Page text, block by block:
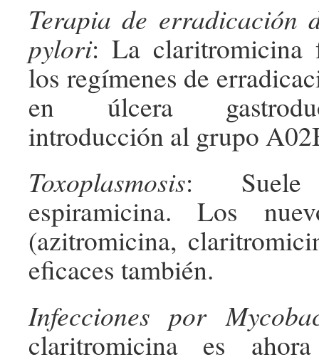
Terapia de erradicación
pylori: La claritromicina
los regímenes de
en úlcera
introducción al grupo
Toxoplasmosis:
espiramicina. Los
(azitromicina,
eficaces también.
Infecciones por
claritromicina es